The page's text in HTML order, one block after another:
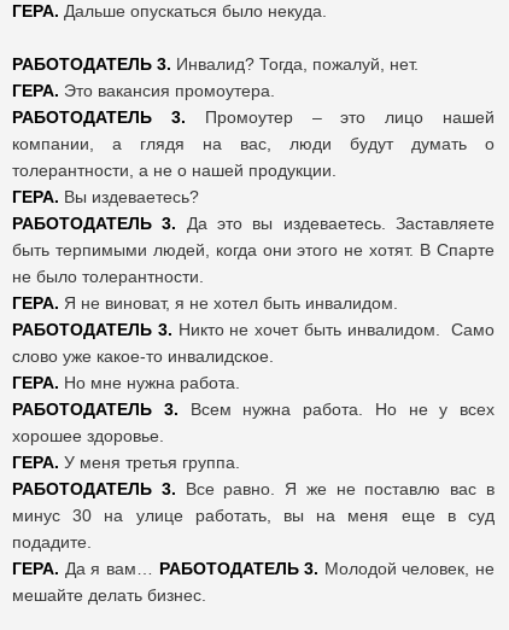
ГЕРА. Дальше опускаться было некуда.
РАБОТОДАТЕЛЬ 3. Инвалид? Тогда, пожалуй, нет.
ГЕРА. Это вакансия промоутера.
РАБОТОДАТЕЛЬ 3. Промоутер – это лицо нашей
компании, а глядя на вас, люди будут думать о
толерантности, а не о нашей продукции.
ГЕРА. Вы издеваетесь?
РАБОТОДАТЕЛЬ 3. Да это вы издеваетесь. Заставляете
быть терпимыми людей, когда они этого не хотят. В Спарте
не было толерантности.
ГЕРА. Я не виноват, я не хотел быть инвалидом.
РАБОТОДАТЕЛЬ 3. Никто не хочет быть инвалидом. Само
слово уже какое-то инвалидское.
ГЕРА. Но мне нужна работа.
РАБОТОДАТЕЛЬ 3. Всем нужна работа. Но не у всех
хорошее здоровье.
ГЕРА. У меня третья группа.
РАБОТОДАТЕЛЬ 3. Все равно. Я же не поставлю вас в
минус 30 на улице работать, вы на меня еще в суд
подадите.
ГЕРА. Да я вам… РАБОТОДАТЕЛЬ 3. Молодой человек, не
мешайте делать бизнес.